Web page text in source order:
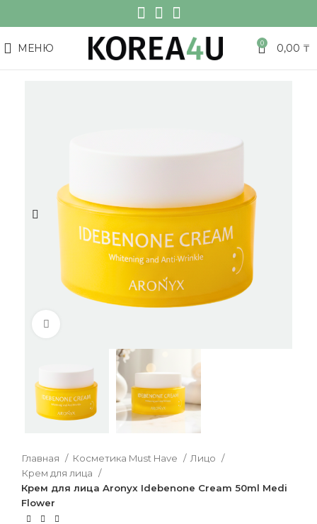
МЕНЮ 0 0,00 ₸
Главная Косметика Must Have
Лицо
Крем для лица
Крем для лица Aronyx Idebenone Cream 50ml Medi
Flower